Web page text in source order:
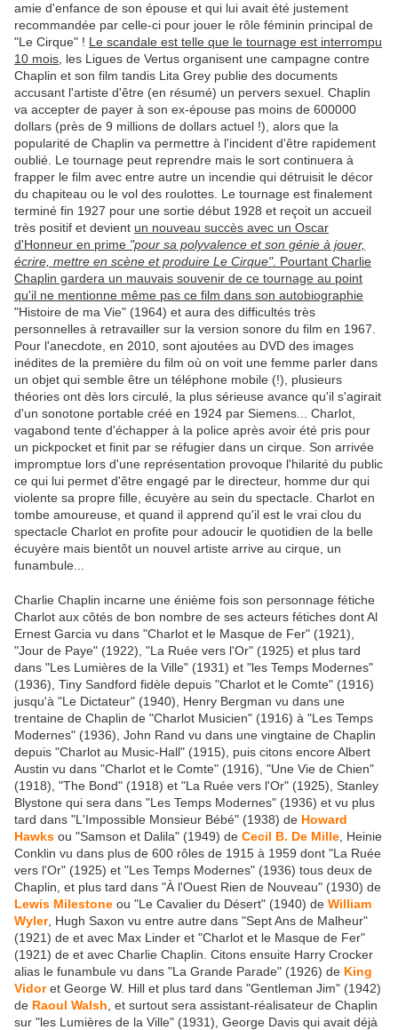
amie d'enfance de son épouse et qui lui avait été justement
recommandée par celle-ci pour jouer le rôle féminin principal de
"Le Cirque" ! Le scandale est telle que le tournage est interrompu
10 mois , les Ligues de Vertus organisent une campagne contre
Chaplin et son film tandis Lita Grey publie des documents
accusant l'artiste d'être (en résumé) un pervers sexuel. Chaplin
va accepter de payer à son ex-épouse pas moins de 600000
dollars (près de 9 millions de dollars actuel !), alors que la
popularité de Chaplin va permettre à l'incident d'être rapidement
oublié. Le tournage peut reprendre mais le sort continuera à
frapper le film avec entre autre un incendie qui détruisit le décor
du chapiteau ou le vol des roulottes. Le tournage est finalement
terminé fin 1927 pour une sortie début 1928 et reçoit un accueil
très positif et devient un nouveau succès avec un Oscar
d'Honneur en prime "pour sa polyvalence et son génie à jouer,
écrire, mettre en scène et produire Le Cirque". Pourtant Charlie
Chaplin gardera un mauvais souvenir de ce tournage au point
qu'il ne mentionne même pas ce film dans son autobiographie
"Histoire de ma Vie" (1964) et aura des difficultés très
personnelles à retravailler sur la version sonore du film en 1967.
Pour l'anecdote, en 2010, sont ajoutées au DVD des images
inédites de la première du film où on voit une femme parler dans
un objet qui semble être un téléphone mobile (!), plusieurs
théories ont dès lors circulé, la plus sérieuse avance qu'il s'agirait
d'un sonotone portable créé en 1924 par Siemens... Charlot,
vagabond tente d'échapper à la police après avoir été pris pour
un pickpocket et finit par se réfugier dans un cirque. Son arrivée
impromptue lors d'une représentation provoque l'hilarité du public
ce qui lui permet d'être engagé par le directeur, homme dur qui
violente sa propre fille, écuyère au sein du spectacle. Charlot en
tombe amoureuse, et quand il apprend qu'il est le vrai clou du
spectacle Charlot en profite pour adoucir le quotidien de la belle
écuyère mais bientôt un nouvel artiste arrive au cirque, un
funambule...
Charlie Chaplin incarne une énième fois son personnage fétiche
Charlot aux côtés de bon nombre de ses acteurs fétiches dont Al
Ernest Garcia vu dans "Charlot et le Masque de Fer" (1921),
"Jour de Paye" (1922), "La Ruée vers l'Or" (1925) et plus tard
dans "Les Lumières de la Ville" (1931) et "les Temps Modernes"
(1936), Tiny Sandford fidèle depuis "Charlot et le Comte" (1916)
jusqu'à "Le Dictateur" (1940), Henry Bergman vu dans une
trentaine de Chaplin de "Charlot Musicien" (1916) à "Les Temps
Modernes" (1936), John Rand vu dans une vingtaine de Chaplin
depuis "Charlot au Music-Hall" (1915), puis citons encore Albert
Austin vu dans "Charlot et le Comte" (1916), "Une Vie de Chien"
(1918), "The Bond" (1918) et "La Ruée vers l'Or" (1925), Stanley
Blystone qui sera dans "Les Temps Modernes" (1936) et vu plus
tard dans "L'Impossible Monsieur Bébé" (1938) de Howard
Hawks ou "Samson et Dalila" (1949) de Cecil B. De Mille , Heinie
Conklin vu dans plus de 600 rôles de 1915 à 1959 dont "La Ruée
vers l'Or" (1925) et "Les Temps Modernes" (1936) tous deux de
Chaplin, et plus tard dans "À l'Ouest Rien de Nouveau" (1930) de
Lewis Milestone ou "Le Cavalier du Désert" (1940) de William
Wyler, Hugh Saxon vu entre autre dans "Sept Ans de Malheur"
(1921) de et avec Max Linder et "Charlot et le Masque de Fer"
(1921) de et avec Charlie Chaplin. Citons ensuite Harry Crocker
alias le funambule vu dans "La Grande Parade" (1926) de King
Vidoret George W. Hill et plus tard dans "Gentleman Jim" (1942)
de Raoul Walsh , et surtout sera assistant-réalisateur de Chaplin
sur "les Lumières de la Ville" (1931), George Davis qui avait déjà